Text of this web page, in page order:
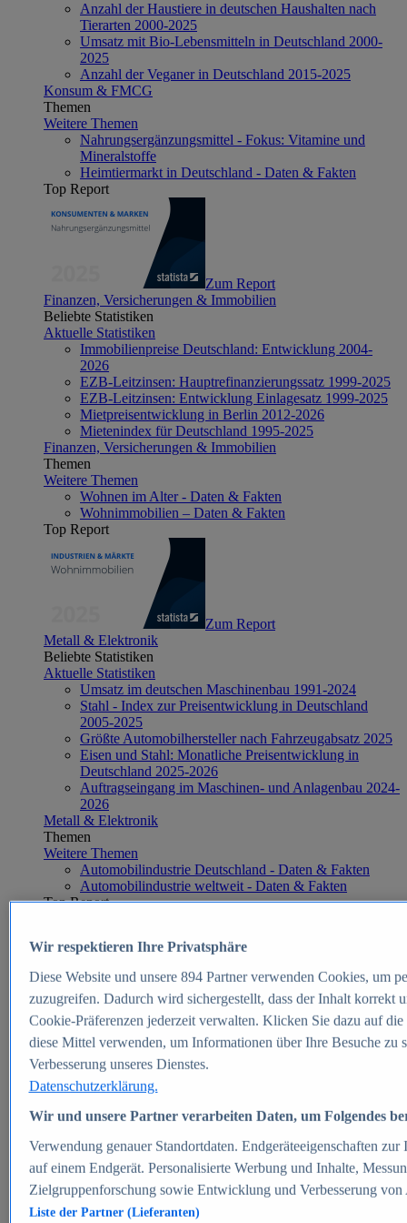
Anzahl der Haustiere in deutschen Haushalten nach
Tierarten 2000-2025
Umsatz mit Bio-Lebensmitteln in Deutschland 2000-
2025
Anzahl der Veganer in Deutschland 2015-2025
Konsum & FMCG
Themen
Weitere Themen
Nahrungsergänzungsmittel - Fokus: Vitamine und
Mineralstoffe
Heimtiermarkt in Deutschland - Daten & Fakten
Top Report
Zum Report
Finanzen, Versicherungen & Immobilien
Beliebte Statistiken
Aktuelle Statistiken
Immobilienpreise Deutschland: Entwicklung 2004-
2026
EZB-Leitzinsen: Hauptrefinanzierungssatz 1999-2025
EZB-Leitzinsen: Entwicklung Einlagesatz 1999-2025
Mietpreisentwicklung in Berlin 2012-2026
Mietenindex für Deutschland 1995-2025
Finanzen, Versicherungen & Immobilien
Themen
Weitere Themen
Wohnen im Alter - Daten & Fakten
Wohnimmobilien – Daten & Fakten
Top Report
Zum Report
Metall & Elektronik
Beliebte Statistiken
Aktuelle Statistiken
Umsatz im deutschen Maschinenbau 1991-2024
Stahl - Index zur Preisentwicklung in Deutschland
2005-2025
Größte Automobilhersteller nach Fahrzeugabsatz 2025
Eisen und Stahl: Monatliche Preisentwicklung in
Deutschland 2025-2026
Auftragseingang im Maschinen- und Anlagenbau 2024-
2026
Metall & Elektronik
Themen
Weitere Themen
Automobilindustrie Deutschland - Daten & Fakten
Automobilindustrie weltweit - Daten & Fakten
Top Report
Zum Report
E-commerce
Beliebte Statistiken
Aktuelle Statistiken
E-Commerce - Entwicklung des Umsatzes in
Deutschland 1999-2025
Umsatz von Amazon in Deutschland und weltweit
2010-2025
B2C-E-Commerce: Top-50 Online Shops in
Deutschland 2024
Marktanteile von Online-Zahlungsverfahren in
Deutschland 2024
Umsatzstarke Warengruppen im Online-Handel in
Deutschland 2023-2025
Wir respektieren Ihre Privatsphäre
Diese Website und unsere 894Partner verwenden Cookies, um
zuzugreifen. Dadurch wird sichergestellt, dass der Inhalt korrekt
Cookie-Präferenzen jederzeit verwalten. Klicken Sie dazu auf
diese Mittel verwenden, um Informationen über Ihre Besuche
Verbesserung unseres Dienstes.
Datenschutzerklärung.
Wir und unsere Partner verarbeiten Daten, um Folgendes
Verwendung genauer Standortdaten. Endgeräteeigenschaften
auf einem Endgerät. Personalisierte Werbung und Inhalte,
Zielgruppenforschung sowie Entwicklung und Verbesserung von
Liste der Partner (Lieferanten)